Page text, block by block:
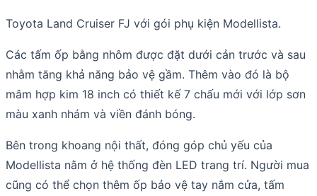
Toyota Land Cruiser FJ với gói phụ kiện Modellista.
Các tấm ốp bằng nhôm được đặt dưới cản trước và sau
nhằm tăng khả năng bảo vệ gầm. Thêm vào đó là bộ
mâm hợp kim 18 inch có thiết kế 7 chấu mới với lớp sơn
màu xanh nhám và viền đánh bóng.
Bên trong khoang nội thất, đóng góp chủ yếu của
Modellista nằm ở hệ thống đèn LED trang trí. Người mua
cũng có thể chọn thêm ốp bảo vệ tay nắm cửa, tấm